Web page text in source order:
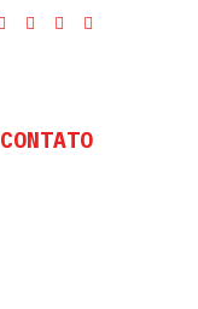
CONTATO